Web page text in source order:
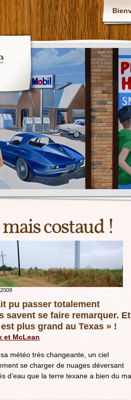
costaud !
pu passer totalement
savent se faire remarquer. Et
plus grand au Texas » !
et McLean
météo très changeante, un ciel
se charger de nuages déversant
d’eau que la terre texane a bien du